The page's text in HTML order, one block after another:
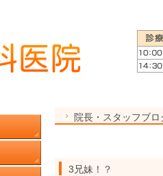
院長・スタッフブロ
3兄妹！？